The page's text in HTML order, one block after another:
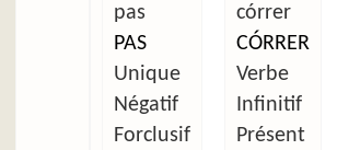
pas
PAS
Unique
Négatif
Forclusif
córrer
CÓRRER
Verbe
Infinitif
Présent